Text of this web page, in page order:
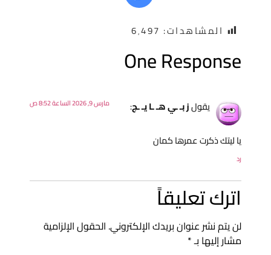
المشاهدات: 6٬497
One
يقولز بـ ـي هـ ـا يـ ـج: مارس 9, 2026 الساعة 8:52 ص
ليتك ذكرت عمرها كمان
تعليقاً
يتم نشر عنوان بريدك الإلكتروني.الحقول الإلزامية
إليها بـ*